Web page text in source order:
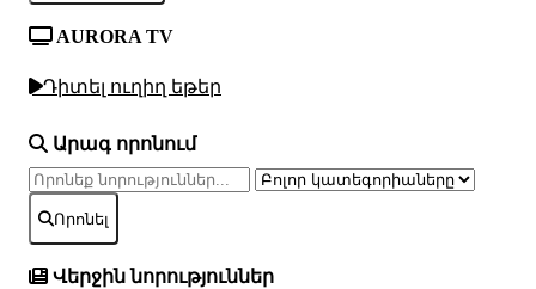
AURORA TV
Դիտել ուղիղ եթեր
Արագ որոնում
Որոնել
Վերջին նորություններ